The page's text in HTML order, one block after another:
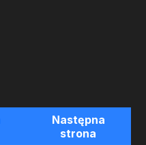
Następna
strona